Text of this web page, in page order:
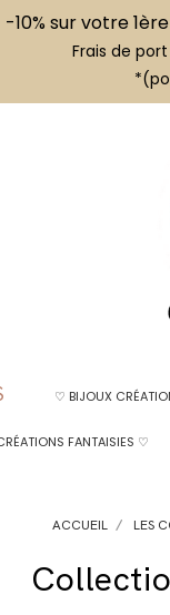
-10% sur votre
Frais de
♡ BIJOUX
FANTAISIES ♡
ACCUEIL LES